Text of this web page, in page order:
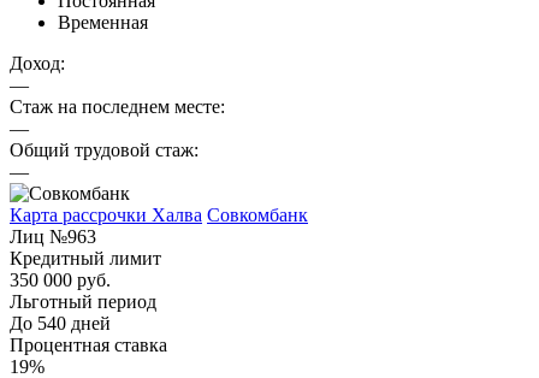
Временная
Доход:
—
Стаж на последнем месте:
—
Общий трудовой стаж:
—
Карта рассрочки Халва Совкомбанк
Лиц №963
Кредитный лимит
350 000 руб.
Льготный период
До 540 дней
Процентная ставка
19%